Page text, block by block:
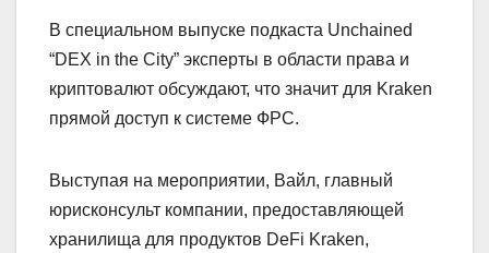
В специальном выпуске подкаста Unchained
“DEX in the City” эксперты в области права и
криптовалют обсуждают, что значит для Kraken
прямой доступ к системе ФРС.
Выступая на мероприятии, Вайл, главный
юрисконсульт компании, предоставляющей
хранилища для продуктов DeFi Kraken,